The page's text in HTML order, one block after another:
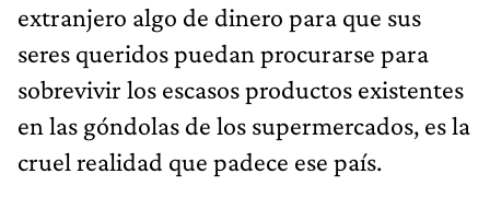
extranjero algo de dinero para que sus
seres queridos puedan procurarse para
sobrevivir los escasos productos existentes
en las góndolas de los supermercados, es la
cruel realidad que padece ese país.